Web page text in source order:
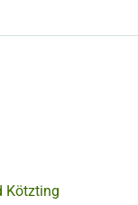
Kötzting